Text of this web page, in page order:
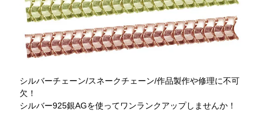
シルバーチェーン/スネークチェーン/作品製作や修理に不可
欠！
シルバー925銀AGを使ってワンランクアップしませんか！